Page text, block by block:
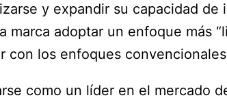
y expandir su capacidad
adoptar un enfoque más
con los enfoques
como un líder en el mercado